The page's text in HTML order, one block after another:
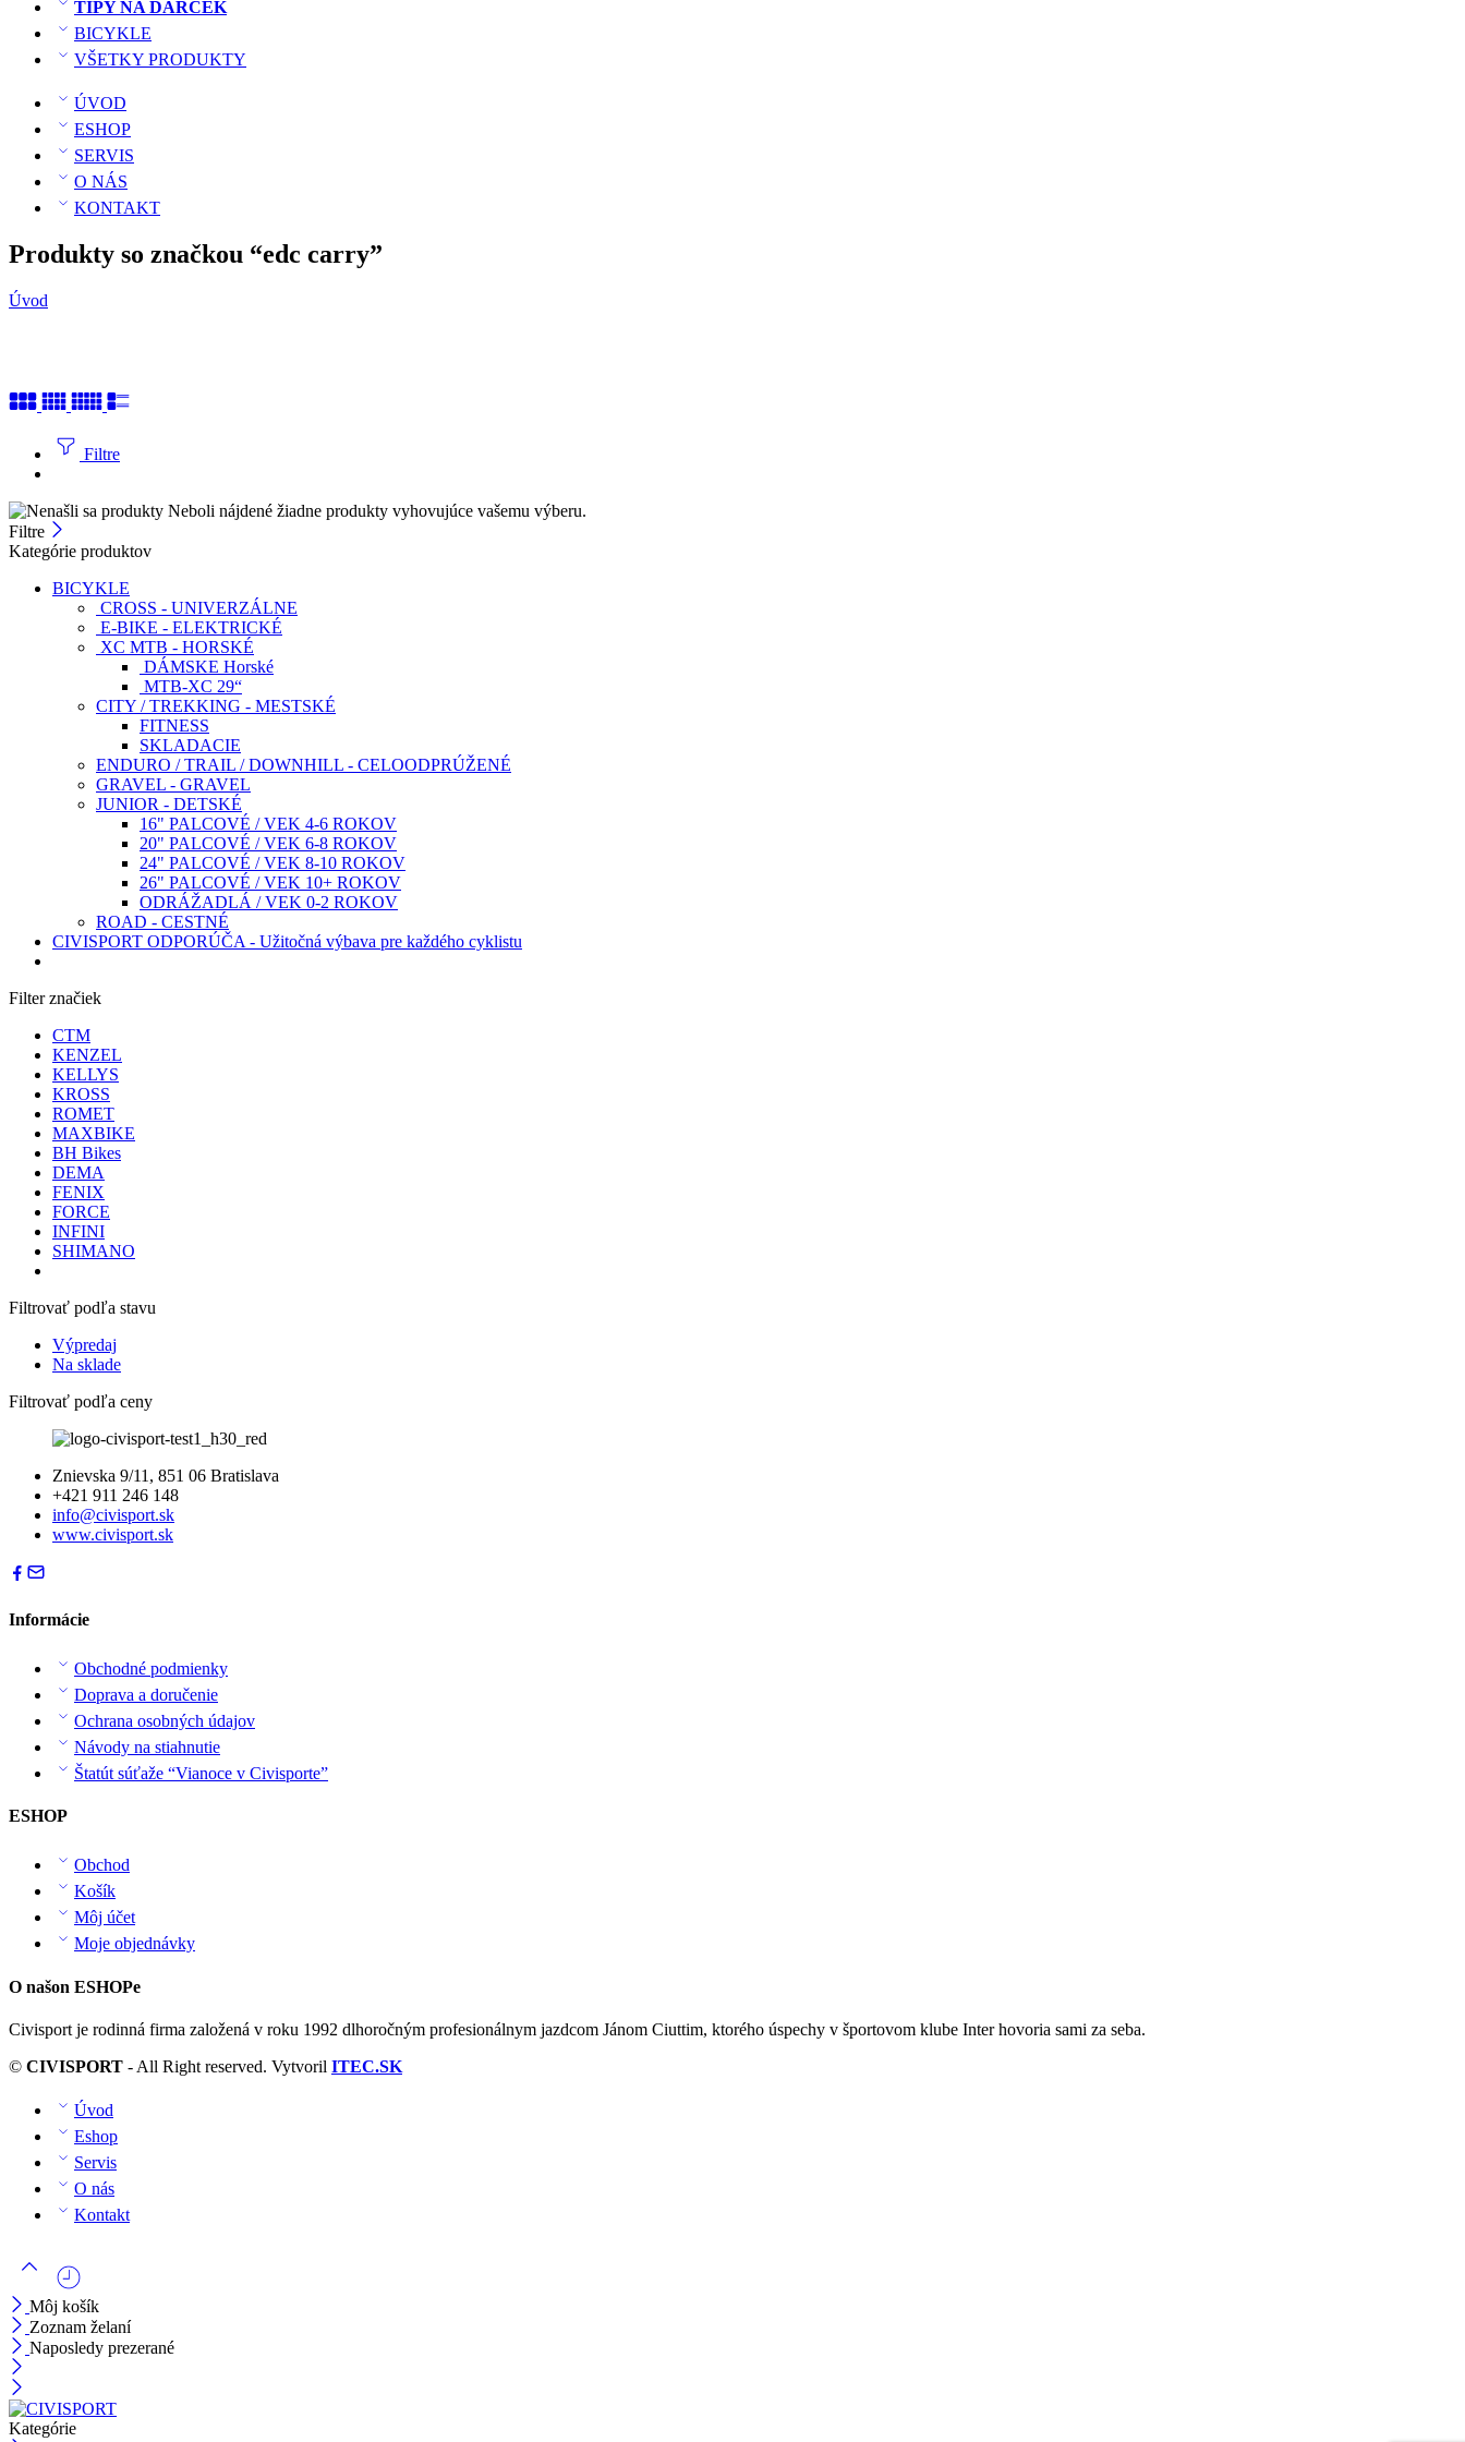
TIPY NA DARČEK
BICYKLE
VŠETKY PRODUKTY
ÚVOD
ESHOP
SERVIS
O NÁS
KONTAKT
Produkty so značkou “edc carry”
Úvod
Filtre
Neboli nájdené žiadne produkty vyhovujúce vašemu výberu.
Filtre
Kategórie produktov
BICYKLE
CROSS - UNIVERZÁLNE
E-BIKE - ELEKTRICKÉ
XC MTB - HORSKÉ
DÁMSKE Horské
MTB-XC 29“
CITY / TREKKING - MESTSKÉ
FITNESS
SKLADACIE
ENDURO / TRAIL / DOWNHILL - CELOODPRÚŽENÉ
GRAVEL - GRAVEL
JUNIOR - DETSKÉ
16" PALCOVÉ / VEK 4-6 ROKOV
20" PALCOVÉ / VEK 6-8 ROKOV
24" PALCOVÉ / VEK 8-10 ROKOV
26" PALCOVÉ / VEK 10+ ROKOV
ODRÁŽADLÁ / VEK 0-2 ROKOV
ROAD - CESTNÉ
CIVISPORT ODPORÚČA - Užitočná výbava pre každého cyklistu
Filter značiek
CTM
KENZEL
KELLYS
KROSS
ROMET
MAXBIKE
BH Bikes
DEMA
FENIX
FORCE
INFINI
SHIMANO
Filtrovať podľa stavu
Výpredaj
Na sklade
Filtrovať podľa ceny
Znievska 9/11, 851 06 Bratislava
+421 911 246 148
info@civisport.sk
www.civisport.sk
Informácie
Obchodné podmienky
Doprava a doručenie
Ochrana osobných údajov
Návody na stiahnutie
Štatút súťaže “Vianoce v Civisporte”
ESHOP
Obchod
Košík
Môj účet
Moje objednávky
O našon ESHOPe
Civisport je rodinná firma založená v roku 1992 dlhoročným profesionálnym jazdcom Jánom Ciuttim, ktorého úspechy v športovom klube Inter hovoria sami za seba.
© CIVISPORT - All Right reserved. Vytvoril ITEC.SK
Úvod
Eshop
Servis
O nás
Kontakt
Môj košík
Zoznam želaní
Naposledy prezerané
Kategórie